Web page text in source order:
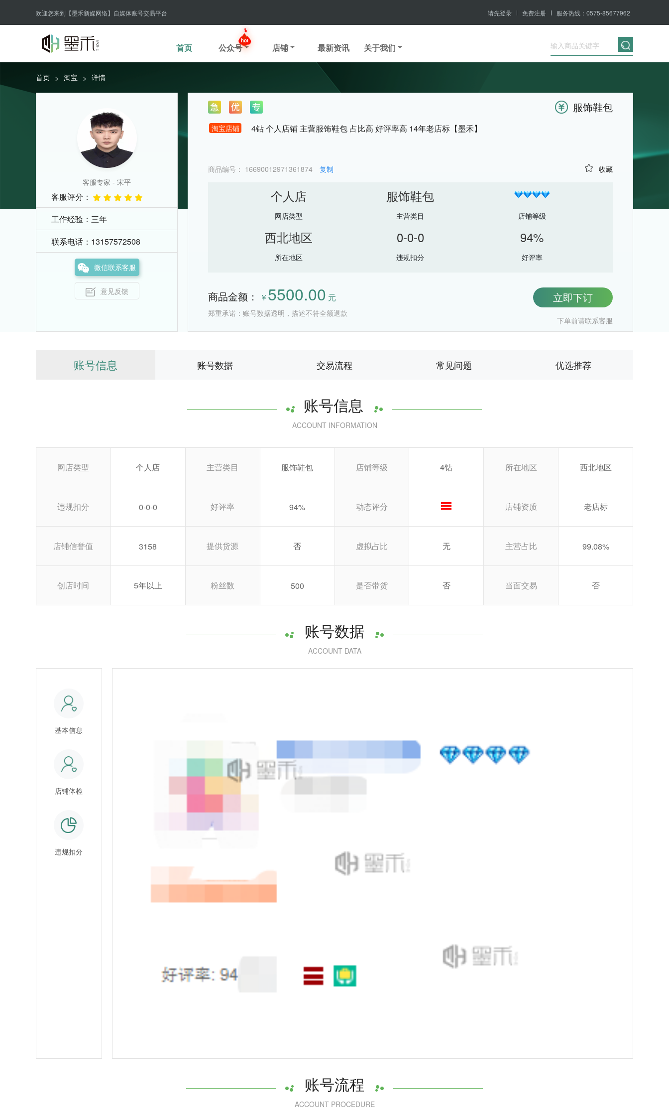
欢迎您来到【墨禾新媒网络】自媒体账号交易平台 请先登录 免费注册 服务热线：0575-85677962
首页
hot
公众号 店铺 最新资讯 关于我们
首页 > 淘宝 > 详情
客服专家 - 宋平
客服评分：
工作经验：三年
联系电话：13157572508
微信联系客服
意见反馈
服饰鞋包
淘宝店铺 4钻 个人店铺 主营服饰鞋包 占比高 好评率高 14年老店标【墨禾】
商品编号： 16690012971361874 复制 收藏
个人店
网店类型
服饰鞋包
主营类目 店铺等级
西北地区
所在地区
0-0-0
违规扣分
94%
好评率
商品金额： ￥5500.00 元
郑重承诺：账号数据透明，描述不符全额退款
立即下订
下单前请联系客服
账号信息 账号数据 交易流程 常见问题 优选推荐
账号信息
ACCOUNT INFORMATION
网店类型 个人店 主营类目 服饰鞋包 店铺等级 4钻 所在地区 西北地区
违规扣分 0-0-0 好评率 94% 动态评分 店铺资质 老店标
店铺信誉值 3158 提供货源 否 虚拟占比 无 主营占比 99.08%
创店时间 5年以上 粉丝数 500 是否带货 否 当面交易 否
账号数据
ACCOUNT DATA
基本信息
店铺体检
违规扣分
账号流程
ACCOUNT PROCEDURE